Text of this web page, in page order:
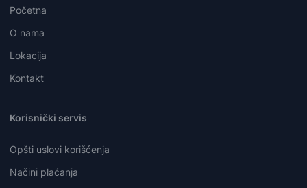
Početna
O nama
Lokacija
Kontakt
Korisnički servis
Opšti uslovi korišćenja
Načini plaćanja